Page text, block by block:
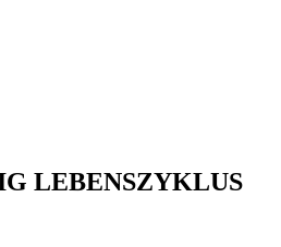
LEBENSZYKLUS